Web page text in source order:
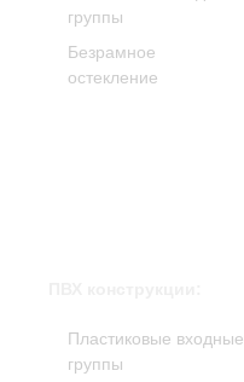
группы
Безрамное
остекление
Пластиковые входные
группы